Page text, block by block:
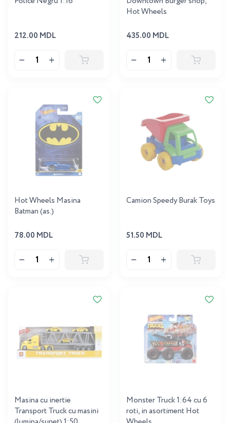
212.00 MDL
Hot Wheels
435.00 MDL
Hot Wheels Masina
Batman (as.)
78.00 MDL
Camion Speedy Burak Toys
51.50 MDL
Masina cu inertie
Transport Truck cu masini
Monster Truck 1:64 cu 6
roti, in asortiment Hot